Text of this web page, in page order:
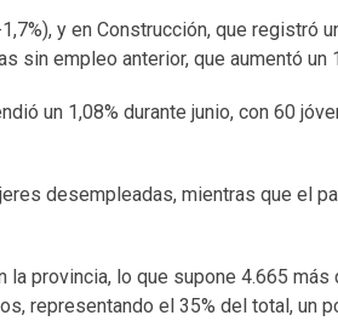
y en Construcción, que registró
sin empleo anterior, que aumentó un
un 1,08% durante junio, con 60
desempleadas, mientras que el
provincia, lo que supone 4.665 más
representando el 35% del total, un